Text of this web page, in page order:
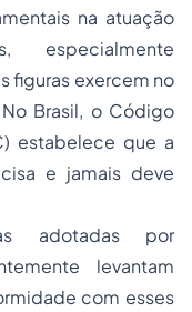
na atuação
especialmente
figuras exercem no
Brasil, o Código
estabelece que a
e jamais deve
adotadas por
levantam
com esses